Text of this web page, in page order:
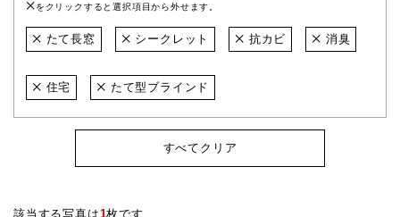
をクリックすると選択項目から外せます。
たて長窓 シークレット 抗カビ 消臭
住宅 たて型ブラインド
すべてクリア
該当する写真は1枚です